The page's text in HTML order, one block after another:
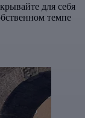
для себя
темпе